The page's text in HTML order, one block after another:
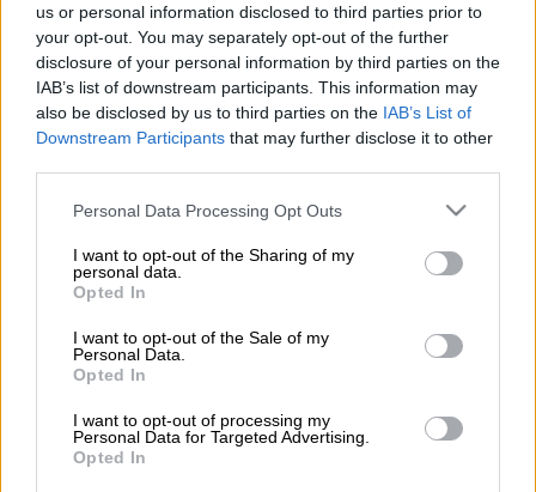
us or personal information disclosed to third parties prior to
your opt-out. You may separately opt-out of the further
disclosure of your personal information by third parties on the
IAB’s list of downstream participants. This information may
also be disclosed by us to third parties on the IAB’s List of
Downstream Participants that may further disclose it to other
Please note that this website/app uses one or more Google
not limited to your visit or usage behaviour. You may click to
grant or deny consent to Google and its third-party tags to
use your data for below specified purposes in below Google
consent section.
Personal Data Processing Opt Outs
I want to opt-out of the Sharing of my
personal data.
Opted In
I want to opt-out of the Sale of my
Personal Data.
Opted In
I want to opt-out of processing my
Personal Data for Targeted Advertising.
Opted In
Αττικόν Νοσοκομείο (EUROKINISSI/ΣΩΤΗΡΗΣ
ΔΗΜΗΤΡΟΠΟΥΛΟΣ)
Ένορκη Διοικητική Εξέτασηδιετάχθη από το
νοσοκομείο Αττικόνγια το αλλεργικό
επεισόδιο σε 22χρονη από χορήγηση λάθος
Η ανακοίνωση του «Αττικόν»
Την Κυριακή 5 Οκτωβρίου 2025 και περί
ώρας 21:00΄,χορηγήθηκε, χωρίς ιατρική